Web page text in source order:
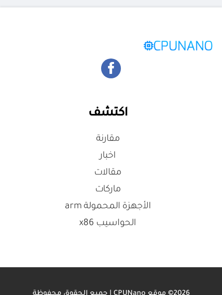
اكتشف
مقارنة
اخبار
مقالات
ماركات
الأجهزة المحمولة arm
الحواسيب x86